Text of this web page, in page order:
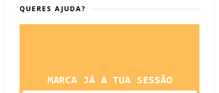
QUERES AJUDA?